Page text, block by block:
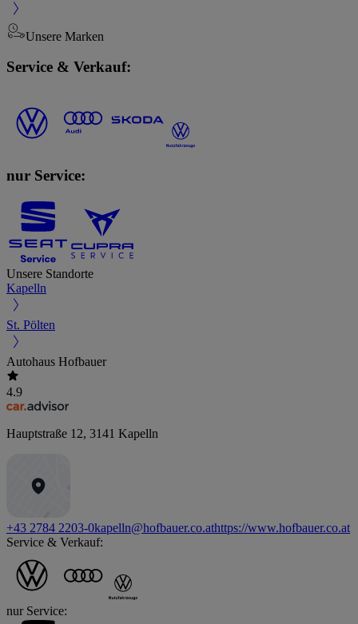
Unsere Marken
Service & Verkauf:
nur Service:
Unsere Standorte
Kapelln
St. Pölten
Autohaus Hofbauer
4.9
Hauptstraße 12, 3141 Kapelln
+43 2784 2203-0kapelln@hofbauer.co.athttps://www.hofbauer.co.at
Service & Verkauf:
nur Service: